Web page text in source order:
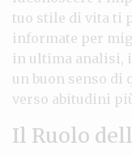
tuo stile di vita ti
informate per
in ultima analisi,
un buon senso di
verso abitudini
Il Ruolo